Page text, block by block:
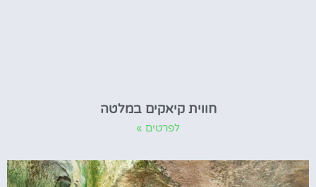
חווית קיאקים במלטה
לפרטים »